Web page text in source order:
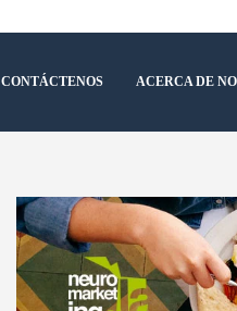
CONTÁCTENOS ACERCA DE